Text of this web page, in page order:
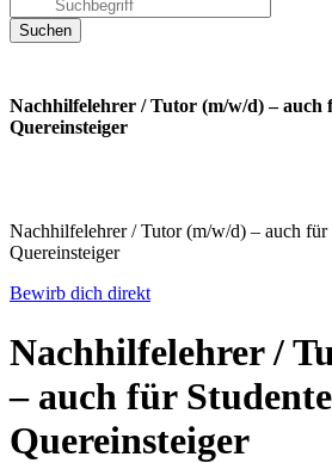
Nachhilfelehrer / Tutor (m/w/d) – auch
Quereinsteiger
Nachhilfelehrer / Tutor (m/w/d) – auch für
Quereinsteiger
Bewirb dich direkt
Nachhilfelehrer /
– auch für
Quereinsteiger